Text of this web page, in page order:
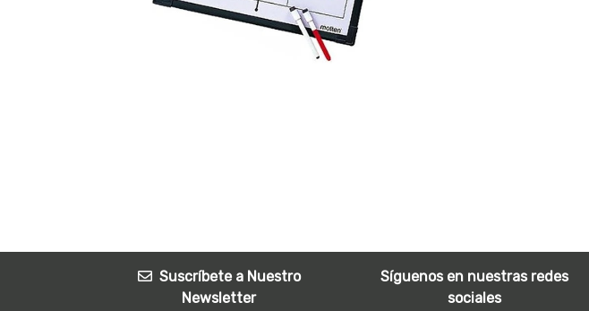
Suscríbete a Nuestro
Newsletter
Síguenos en nuestras redes
sociales